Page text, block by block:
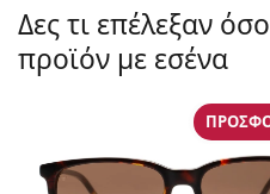
Δες τι επέλεξαν
προϊόν με εσένα